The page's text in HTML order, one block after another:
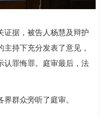
据，被告人杨慧及辩护
持下充分发表了意见，
认罪悔罪。庭审最后，法
群众旁听了庭审。